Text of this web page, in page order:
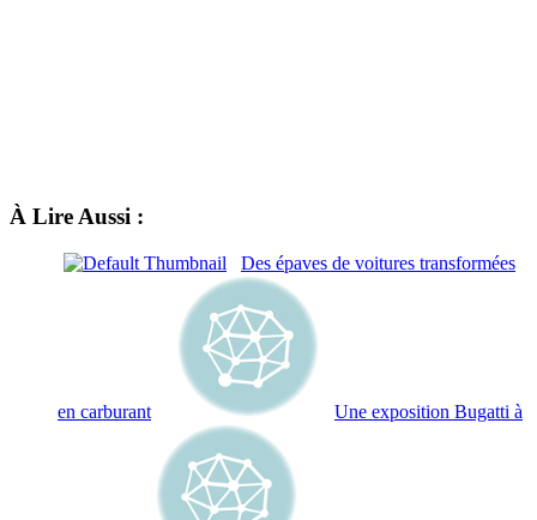
À Lire Aussi :
Des épaves de voitures transformées
en carburant Une exposition Bugatti à